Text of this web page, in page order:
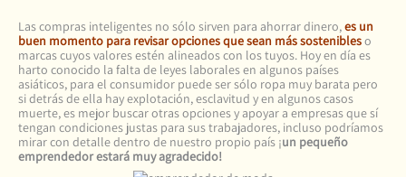
Las compras inteligentes no sólo sirven para ahorrar dinero,es un
buen momento para revisar opciones que sean más sostenibleso
marcas cuyos valores estén alineados con los tuyos. Hoy en día es
harto conocido la falta de leyes laborales en algunos países
asiáticos, para el consumidor puede ser sólo ropa muy barata pero
si detrás de ella hay explotación, esclavitud y en algunos casos
muerte, es mejor buscar otras opciones y apoyar a empresas que sí
tengan condiciones justas para sus trabajadores, incluso podríamos
mirar con detalle dentro de nuestro propio país ¡un pequeño
emprendedor estará muy agradecido!